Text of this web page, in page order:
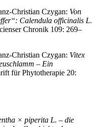
Christian Czygan: Von
Calendula officinalis L.
Chronik 109: 269–
Christian Czygan: Vitex
– Ein
für Phytotherapie 20:
× piperita L. – die